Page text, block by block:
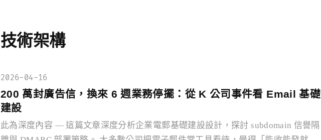
技術架構
2026-04-16
200 萬封廣告信，換來 6 週業務停擺：從 K 公司事件看 Email 基礎
建設
此為深度內容 — 這篇文章深度分析企業電郵基礎建設設計，探討 subdomain 信譽隔